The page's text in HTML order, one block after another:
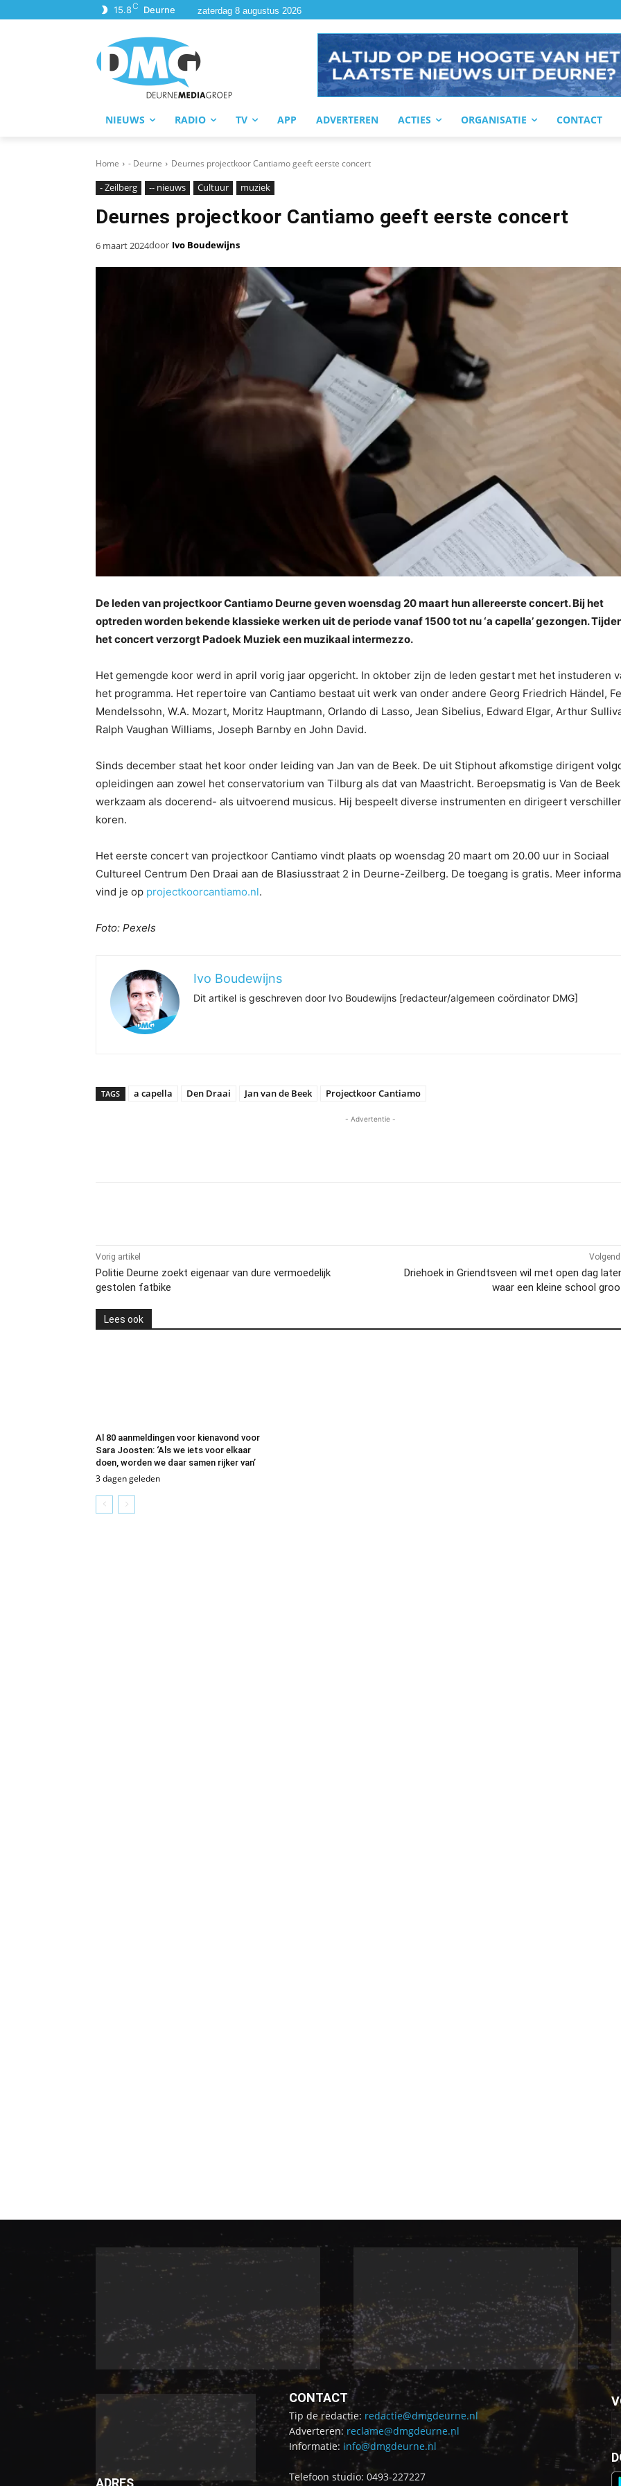
15.8C Deurne zaterdag 8 augustus 2026
NIEUWS RADIO TV APP ADVERTEREN ACTIES ORGANISATIE CONTACT
Home - Deurne Deurnes projectkoor Cantiamo geeft eerste concert
- Zeilberg -- nieuws Cultuur muziek
Deurnes projectkoor Cantiamo geeft eerste concert
6 maart 2024door Ivo Boudewijns
De leden van projectkoor Cantiamo Deurne geven woensdag 20 maart hun allereerste concert. Bij het
optreden worden bekende klassieke werken uit de periode vanaf 1500 tot nu ‘a capella’ gezongen.
het concert verzorgt Padoek Muziek een muzikaal intermezzo.
Het gemengde koor werd in april vorig jaar opgericht. In oktober zijn de leden gestart met het instuderen
het programma. Het repertoire van Cantiamo bestaat uit werk van onder andere Georg Friedrich Händel,
Mendelssohn, W.A. Mozart, Moritz Hauptmann, Orlando di Lasso, Jean Sibelius, Edward Elgar, Arthur
Ralph Vaughan Williams, Joseph Barnby en John David.
Sinds december staat het koor onder leiding van Jan van de Beek. De uit Stiphout afkomstige dirigent
opleidingen aan zowel het conservatorium van Tilburg als dat van Maastricht. Beroepsmatig is Van de Beek
werkzaam als docerend- als uitvoerend musicus. Hij bespeelt diverse instrumenten en dirigeert
koren.
Het eerste concert van projectkoor Cantiamo vindt plaats op woensdag 20 maart om 20.00 uur in Sociaal
Cultureel Centrum Den Draai aan de Blasiusstraat 2 in Deurne-Zeilberg. De toegang is gratis. Meer
vind je op projectkoorcantiamo.nl.
Foto: Pexels
Ivo Boudewijns
Dit artikel is geschreven door Ivo Boudewijns [redacteur/algemeen coördinator DMG]
TAGS a capella Den Draai Jan van de Beek Projectkoor Cantiamo
- Advertentie -
Vorig artikel
Politie Deurne zoekt eigenaar van dure vermoedelijk
gestolen fatbike
Driehoek in Griendtsveen wil met open dag
waar een kleine school
Lees ook
Al 80 aanmeldingen voor kienavond voor
Sara Joosten: ‘Als we iets voor elkaar
doen, worden we daar samen rijker van’
3 dagen geleden
CONTACT
Tip de redactie: redactie@dmgdeurne.nl
Adverteren: reclame@dmgdeurne.nl
Informatie: info@dmgdeurne.nl
Telefoon studio: 0493-227227